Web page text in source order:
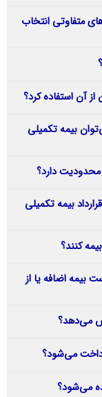
متفاوتی انتخاب
از آن استفاده کرد؟
کوچک و کمتر از 50 نفر می‌توان بیمه تکمیلی
محدودیت دارد؟
بیمه تکمیلی
کنند؟
بیمه اضافه یا از
می‌دهد؟
می‌شود؟
می‌شود؟